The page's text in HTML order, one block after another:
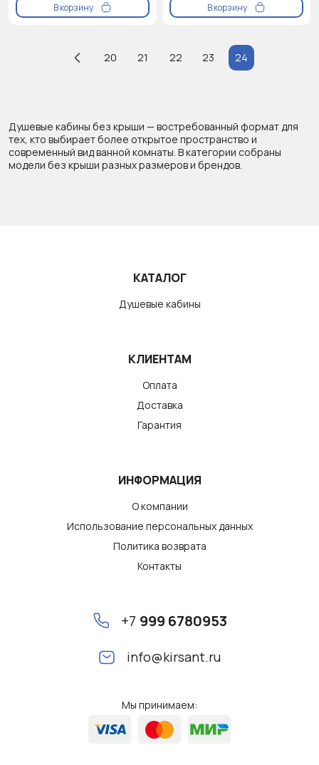
В корзину В корзину
20 21 22 23 24
Душевые кабины без крыши — востребованный формат для
тех, кто выбирает более открытое пространство и
современный вид ванной комнаты. В категории собраны
модели без крыши разных размеров и брендов.
КАТАЛОГ
Душевые кабины
КЛИЕНТАМ
Оплата
Доставка
Гарантия
ИНФОРМАЦИЯ
О компании
Использование персональных данных
Политика возврата
Контакты
+7 999 6780953
info@kirsant.ru
Мы принимаем: